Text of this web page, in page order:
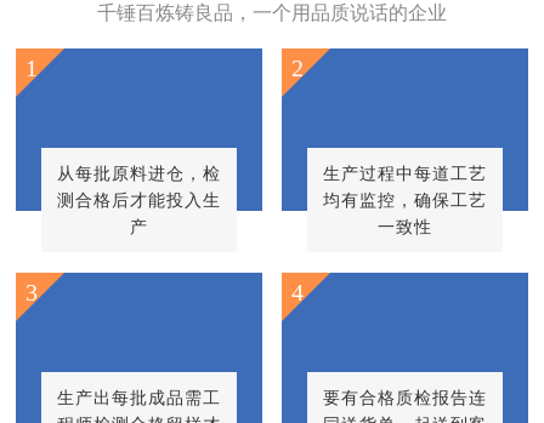
千锤百炼铸良品，一个用品质说话的企业
从每批原料进仓，检
测合格后才能投入生
产
1
生产过程中每道工艺
均有监控，确保工艺
一致性
2
生产出每批成品需工
3
要有合格质检报告连
4